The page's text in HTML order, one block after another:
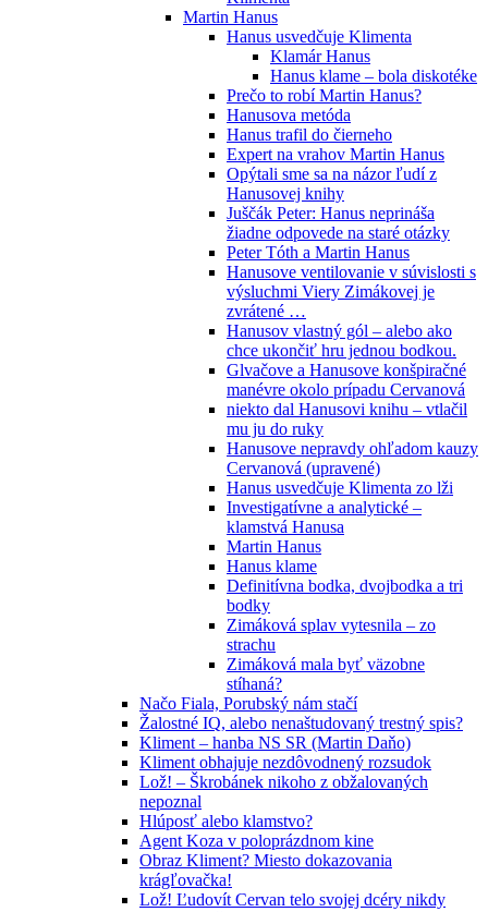
Martin Hanus
Hanus usvedčuje Klimenta
Klamár Hanus
Hanus klame – bola diskotéke
Prečo to robí Martin Hanus?
Hanusova metóda
Hanus trafil do čierneho
Expert na vrahov Martin Hanus
Opýtali sme sa na názor ľudí z
Hanusovej knihy
Juščák Peter: Hanus neprináša
žiadne odpovede na staré otázky
Peter Tóth a Martin Hanus
Hanusove ventilovanie v súvislosti s
výsluchmi Viery Zimákovej je
zvrátené …
Hanusov vlastný gól – alebo ako
chce ukončiť hru jednou bodkou.
Glvačove a Hanusove konšpiračné
manévre okolo prípadu Cervanová
niekto dal Hanusovi knihu – vtlačil
mu ju do ruky
Hanusove nepravdy ohľadom kauzy
Cervanová (upravené)
Hanus usvedčuje Klimenta zo lži
Investigatívne a analytické –
klamstvá Hanusa
Martin Hanus
Hanus klame
Definitívna bodka, dvojbodka a tri
bodky
Zimáková splav vytesnila – zo
strachu
Zimáková mala byť väzobne
stíhaná?
Načo Fiala, Porubský nám stačí
Žalostné IQ, alebo nenaštudovaný trestný spis?
Kliment – hanba NS SR (Martin Daňo)
Kliment obhajuje nezdôvodnený rozsudok
Lož! – Škrobánek nikoho z obžalovaných
nepoznal
Hlúposť alebo klamstvo?
Agent Koza v poloprázdnom kine
Obraz Kliment? Miesto dokazovania
krágľovačka!
Lož! Ľudovít Cervan telo svojej dcéry nikdy